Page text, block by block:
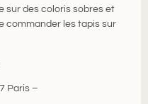
sur des coloris sobres et
commander les tapis sur
Paris –